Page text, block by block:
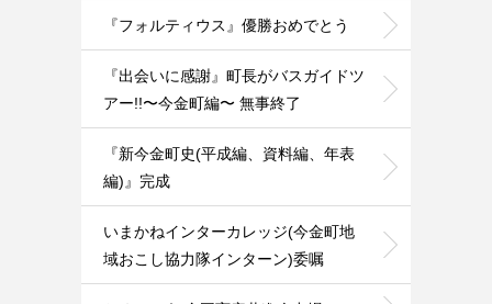
『フォルティウス』優勝おめでとう
『出会いに感謝』町長がバスガイドツ
アー!!〜今金町編〜 無事終了
『新今金町史(平成編、資料編、年表
編)』完成
いまかねインターカレッジ(今金町地
域おこし協力隊インターン)委嘱